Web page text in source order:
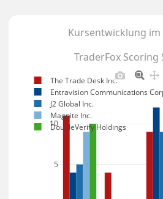
Kursentwicklung im
TraderFox Scoring
5
10
The Trade Desk Inc.
Entravision Communications
J2 Global Inc.
Magnite Inc.
DoubleVerify Holdings